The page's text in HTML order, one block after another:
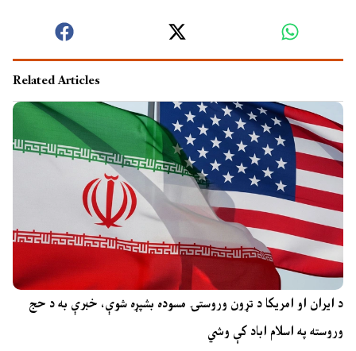
Related Articles
د ایران او امریکا د تړون وروستۍ مسوده بشپړه شوې، خبرې به د حج
وروسته په اسلام اباد کې وشي